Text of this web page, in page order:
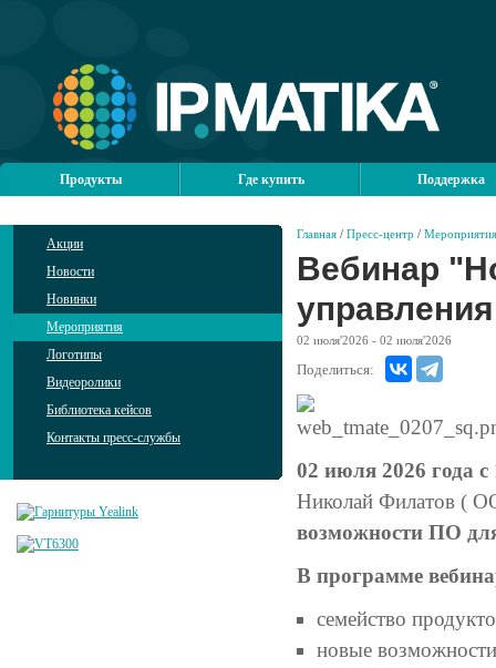
Продукты Где купить Поддержка
Акции
Новости
Новинки
Мероприятия
Логотипы
Видеоролики
Библиотека кейсов
Контакты пресс-службы
Главная / Пресс-центр / Мероприятия
Вебинар
02 июля'2026 - 02 июля'2026
Поделиться:
02 июля 2026 года с
Николай Филатов (
возможности ПО
В программе
семейство
новые